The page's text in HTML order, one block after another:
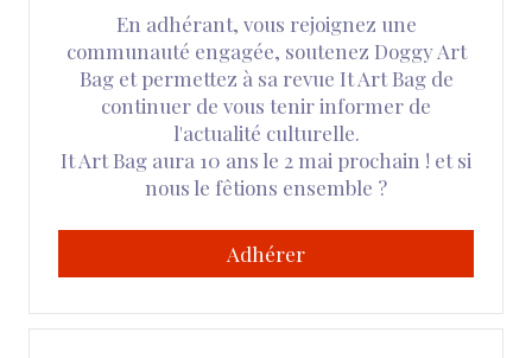
En adhérant, vous rejoignez une
communauté engagée, soutenez Doggy Art
Bag et permettez à sa revue It Art Bag de
continuer de vous tenir informer de
l'actualité culturelle.
It Art Bag aura 10 ans le 2 mai prochain ! et si
nous le fêtions ensemble ?
Adhérer